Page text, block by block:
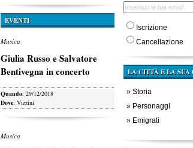
EVENTI
Musica
Giulia Russo e Salvatore
Bentivegna in concerto
Quando: 29/12/2018
Dove: Vizzini
Musica
Iscrizione
Cancellazione
LA CITTÀ E LA SUA
» Storia
» Personaggi
» Emigrati